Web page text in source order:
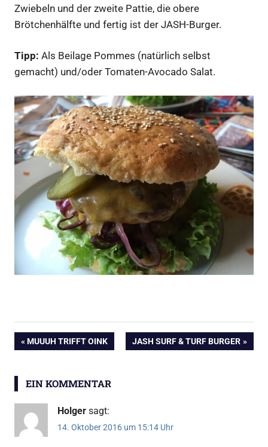
Zwiebeln und der zweite Pattie, die obere
Brötchenhälfte und fertig ist der JASH-Burger.
Tipp: Als Beilage Pommes (natürlich selbst
gemacht) und/oder Tomaten-Avocado Salat.
Grillen
Beitragsnavigation
VORHERIGER
MUUUH TRIFFT OINK
NÄCHSTER
JASH SURF & TURF BURGER
EIN KOMMENTAR
Holger sagt:
14. Oktober 2016 um 15:14 Uhr